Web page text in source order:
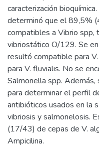
caracterización
determinó que el 89,5%
compatibles a Vibrio
vibriostático O/129. Se
resultó compatible para
para V. fluvialis. No se
Salmonella spp.
para determinar el perfil
antibióticos usados en la
vibriosis y salmonelosis.
(17/43) de cepas de V.
Ampicilina.